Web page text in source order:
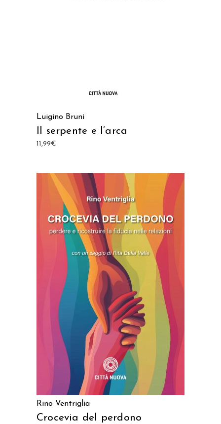
Luigino Bruni
Il serpente e l’arca
11,99€
AGGIUNGI AL CARRELLO
Rino Ventriglia
Crocevia del perdono